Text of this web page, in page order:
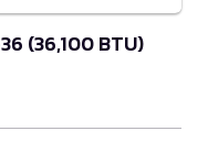
(36,100 BTU)